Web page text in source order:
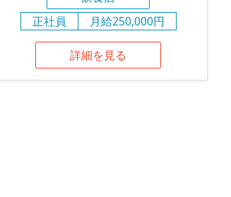
正社員
月給250,000円
詳細を見る